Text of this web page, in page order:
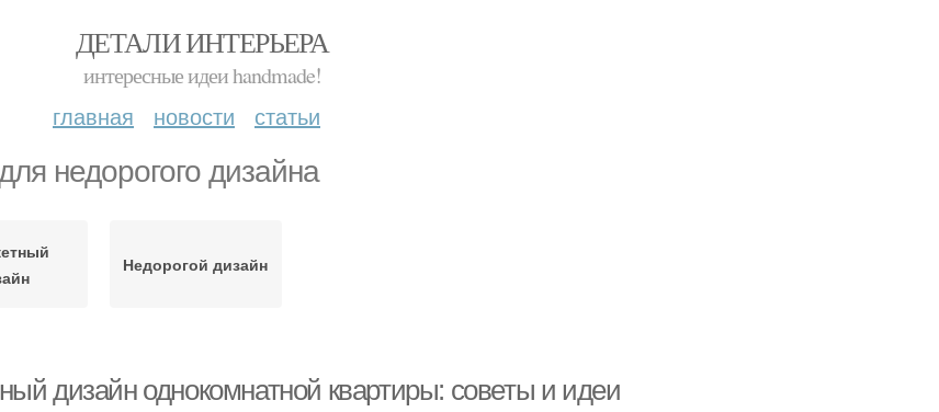
ДЕТАЛИ ИНТЕРЬЕРА
интересные идеи handmade!
главная новости статьи
недорогого дизайна
Недорогой дизайн
дизайн однокомнатной квартиры: советы и идеи